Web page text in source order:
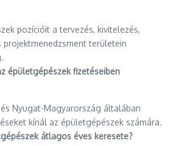
pozícióit a tervezés, kivitelezés,
projektmenedzsment területein
épületgépészek fizetéseiben
Nyugat-Magyarország általában
kínál az épületgépészek számára.
átlagos éves keresete?